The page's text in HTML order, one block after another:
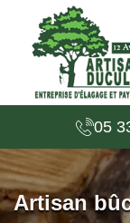
05
Artisan